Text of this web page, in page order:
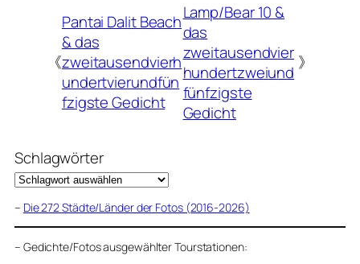
《
Pantai Dalit Beach
& das
zweitausendvierh
undertvierundfün
fzigste Gedicht
Lamp/Bear 10 &
das
zweitausendvier
hundertzweiund
fünfzigste
Gedicht
》
Schlagwörter
– Die 272 Städte/Länder der Fotos (2016-2026)
– Gedichte/Fotos ausgewählter Tourstationen: